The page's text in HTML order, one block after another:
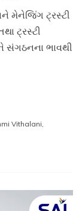
મેનેજિંગ ટ્રસ્ટી
ટ્રસ્ટી
સંગઠનના ભાવથી
Vithalani